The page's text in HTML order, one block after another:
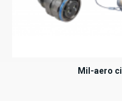
Mil-aero